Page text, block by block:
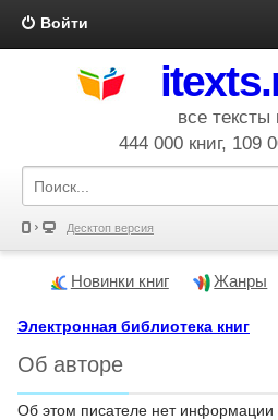
Войти
все тексты
444 000 книг, 109
Десктоп версия
Новинки книг Жанры
Электронная библиотека книг
Об авторе
Об этом писателе нет